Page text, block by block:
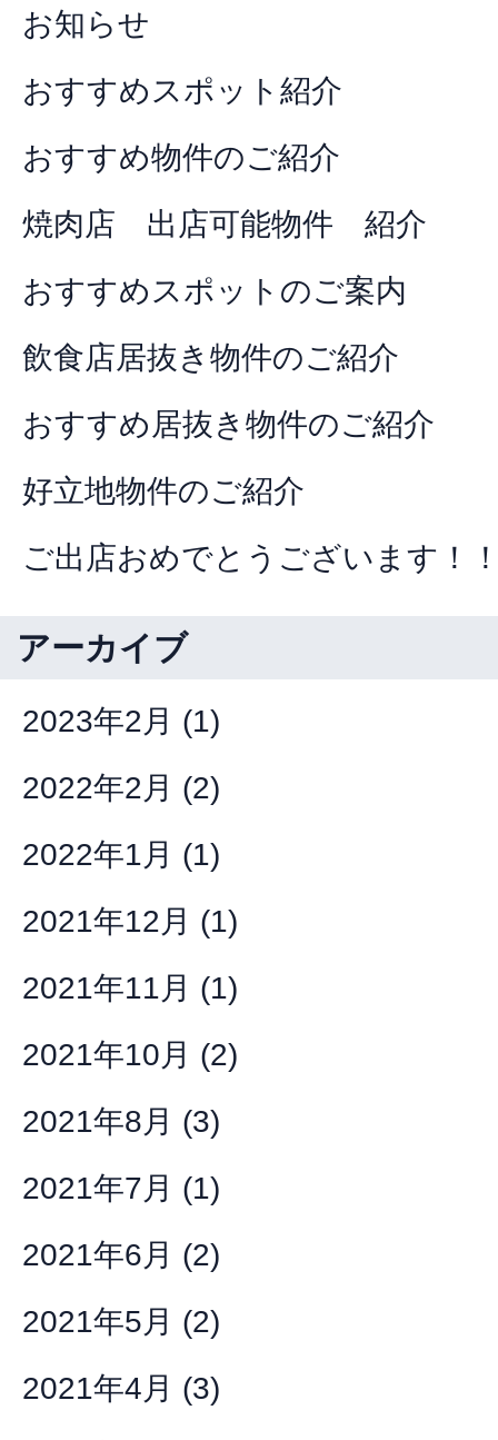
お知らせ
おすすめスポット紹介
おすすめ物件のご紹介
焼肉店 出店可能物件 紹介
おすすめスポットのご案内
飲食店居抜き物件のご紹介
おすすめ居抜き物件のご紹介
好立地物件のご紹介
ご出店おめでとうございます！
アーカイブ
2023年2月 (1)
2022年2月 (2)
2022年1月 (1)
2021年12月 (1)
2021年11月 (1)
2021年10月 (2)
2021年8月 (3)
2021年7月 (1)
2021年6月 (2)
2021年5月 (2)
2021年4月 (3)